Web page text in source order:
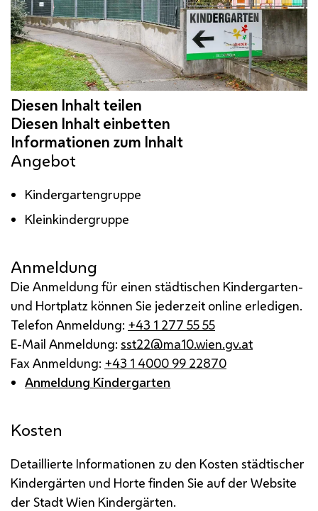
Angebot
Kindergartengruppe
Kleinkindergruppe
Anmeldung
Die Anmeldung für einen städtischen Kindergarten-
und Hortplatz können Sie jederzeit online erledigen.
Telefon Anmeldung: +43 1 277 55 55
E-Mail Anmeldung: sst22@ma10.wien.gv.at
Fax Anmeldung: +43 1 4000 99 22870
Anmeldung Kindergarten
Kosten
Detaillierte Informationen zu den Kosten städtischer
Kindergärten und Horte finden Sie auf der Website
der Stadt Wien Kindergärten.